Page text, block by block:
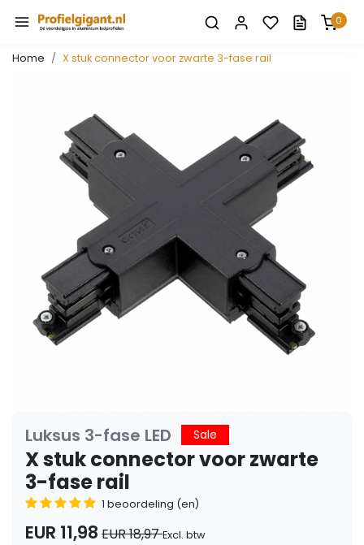
0
Home X stuk connector voor zwarte 3-fase rail
Luksus 3-fase LED Sale
X stuk connector voor zwarte
3-fase rail
1 beoordeling (en)
EUR 11,98 EUR 18,97Excl. btw